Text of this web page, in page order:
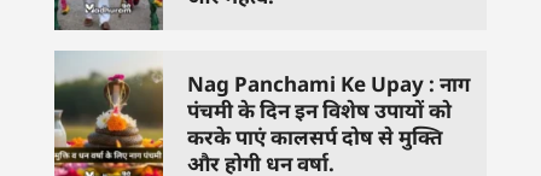
Nag Panchami Ke Upay : नाग
पंचमी के दिन इन विशेष उपायों को
करके पाएं कालसर्प दोष से मुक्ति
और होगी धन वर्षा.